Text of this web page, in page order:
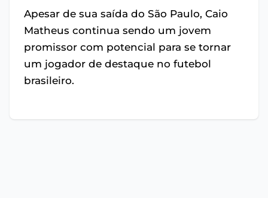
Apesar de sua saída do São Paulo, Caio
Matheus continua sendo um jovem
promissor com potencial para se tornar
um jogador de destaque no futebol
brasileiro.